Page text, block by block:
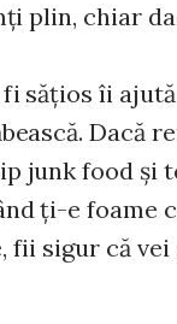
plin, chiar
săţios îi
Dacă
junk food şi
ţi-e foame
fii sigur că vei